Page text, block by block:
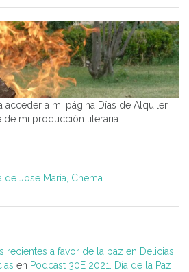
acceder a mi página Días de Alquiler,
mi producción literaria.
de José María, Chema
recientes a favor de la paz en Delicias
en Podcast 30E 2021. Día de la Paz